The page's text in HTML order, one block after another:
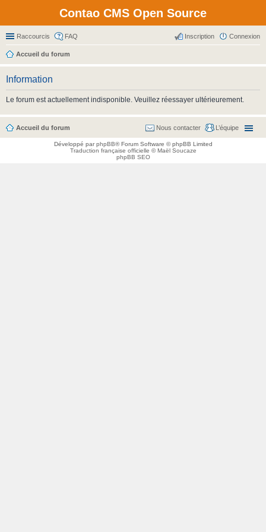
Contao CMS Open Source
Raccourcis FAQ Connexion
Inscription
Accueil du forum
Information
Le forum est actuellement indisponible. Veuillez réessayer ultérieurement.
Accueil du forum L’équipe
Nous contacter
Développé parphpBB® Forum Software © phpBB Limited
Traduction française officielle ©Maël Soucaze
phpBB SEO